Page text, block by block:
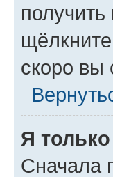
скоро вы
Я
Сначала